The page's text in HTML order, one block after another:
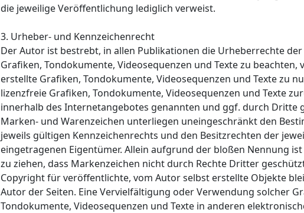
die jeweilige Veröffentlichung lediglich verweist.
3. Urheber- und Kennzeichenrecht
Der Autor ist bestrebt, in allen Publikationen die Urheberrechte
Grafiken, Tondokumente, Videosequenzen und Texte zu beachten,
erstellte Grafiken, Tondokumente, Videosequenzen und Texte zu
lizenzfreie Grafiken, Tondokumente, Videosequenzen und Texte
innerhalb des Internetangebotes genannten und ggf. durch Dritte
Marken- und Warenzeichen unterliegen uneingeschränkt den
jeweils gültigen Kennzeichenrechts und den Besitzrechten der
eingetragenen Eigentümer. Allein aufgrund der bloßen Nennung
zu ziehen, dass Markenzeichen nicht durch Rechte Dritter
Copyright für veröffentlichte, vom Autor selbst erstellte Objekte
Autor der Seiten. Eine Vervielfältigung oder Verwendung solcher
Tondokumente, Videosequenzen und Texte in anderen